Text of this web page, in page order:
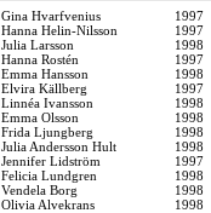
Gina Hvarfvenius
1997
Hanna Helin-Nilsson
1997
Julia Larsson
1998
Hanna Rostén
1997
Emma Hansson
1998
Elvira Källberg
1997
Linnéa Ivansson
1998
Emma Olsson
1998
Frida Ljungberg
1998
Julia Andersson Hult
1998
Jennifer Lidström
1997
Felicia Lundgren
1998
Vendela Borg
1998
Olivia Alvekrans 1998